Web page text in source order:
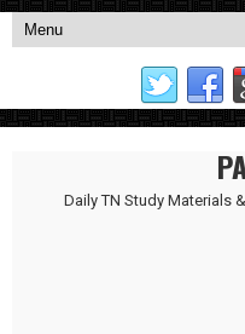
Daily TN Study Materials